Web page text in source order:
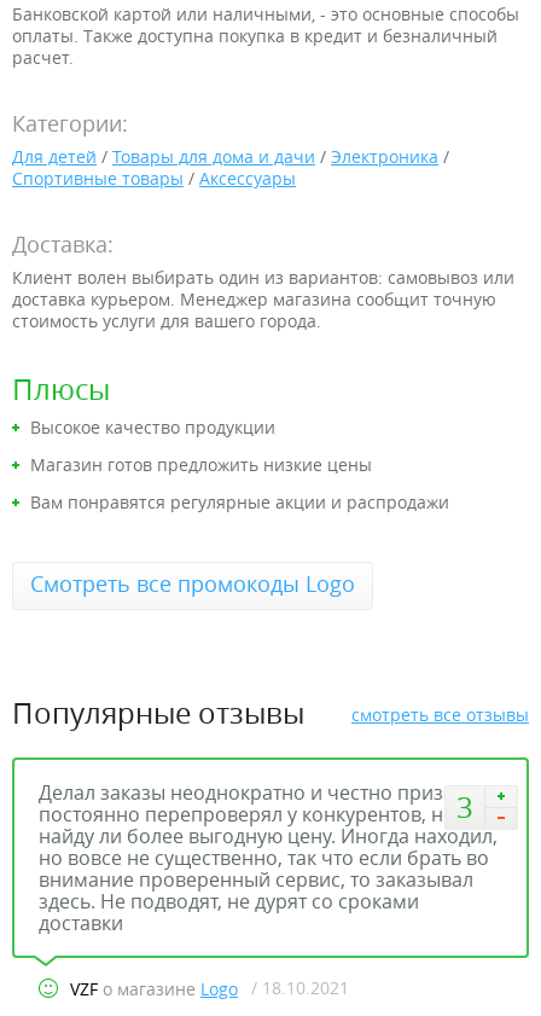
Банковской картой или наличными, - это основные способы
оплаты. Также доступна покупка в кредит и безналичный
расчет.
Категории:
Для детей / Товары для дома и дачи / Электроника /
Спортивные товары / Аксессуары
Доставка:
Клиент волен выбирать один из вариантов: самовывоз или
доставка курьером. Менеджер магазина сообщит точную
стоимость услуги для вашего города.
Плюсы
Высокое качество продукции
Магазин готов предложить низкие цены
Вам понравятся регулярные акции и распродажи
Смотреть все промокоды Logo
Популярные отзывы смотреть все отзывы
3
Делал заказы неоднократно и честно признаюсь
постоянно перепроверял у конкурентов, не
найду ли более выгодную цену. Иногда находил,
но вовсе не существенно, так что если брать во
внимание проверенный сервис, то заказывал
здесь. Не подводят, не дурят со сроками
доставки
VZF о магазине Logo / 18.10.2021